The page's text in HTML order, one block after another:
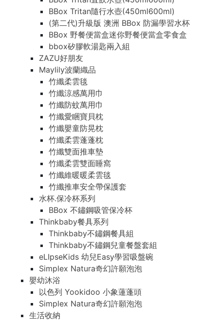
BBox Tritan隨行水壺(450ml600ml)
(第二代)升級版 澳洲 BBox 防漏學習水杯
BBox 野餐便當盒迷你野餐便當盒零食盒
bbox矽膠軟湯匙兩入組
ZAZU好朋友
Maylily波蘭織品
竹纖柔雲毯
竹纖涼感萬用巾
竹纖防蚊萬用巾
竹纖愛睏寶貝枕
竹纖嬰童防晃枕
竹纖柔雲蓬蓬枕
竹纖雙面推車墊
竹纖柔雲雙面睡窩
竹纖維暖暖柔雲毯
竹纖推車安全帶保護套
水杯.保冷杯系列
BBox 不鏽鋼吸管保冷杯
Thinkbaby餐具系列
Thinkbaby不鏽鋼餐具組
Thinkbaby不鏽鋼兒童餐盤套組
eLIpseKids 幼兒Easy學習吸盤碗
Simplex Natura奇幻許願泡泡
嬰幼沐浴
以色列 Yookidoo 小象蓮蓬頭
Simplex Natura奇幻許願泡泡
生活收納